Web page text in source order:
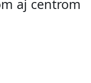
aj centrom